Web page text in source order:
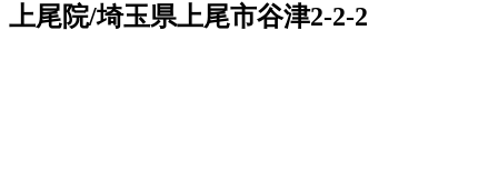
上尾院/埼玉県上尾市谷津2-2-2